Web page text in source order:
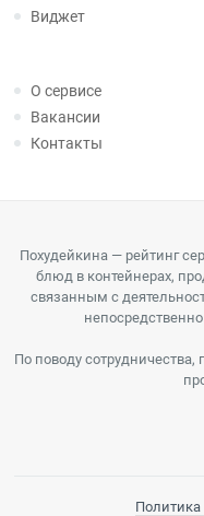
Виджет
О сервисе
Вакансии
Контакты
Похудейкина — рейтинг
блюд в контейнерах,
связанным с
По поводу